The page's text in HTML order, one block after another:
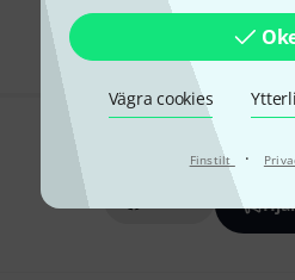
Vägra cookies
Finstilt ·
Priset är
Gillar du vad